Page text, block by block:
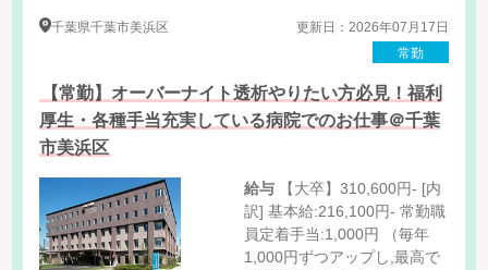
千葉県千葉市美浜区
更新日：2026年07月17日
常勤
【常勤】オーバーナイト透析やりたい方必見！福利
厚生・各種手当充実している病院でのお仕事＠千葉
市美浜区
給与
訳] 基本給:216,100円- 常勤職
員定着手当:1,000円 （毎年
1,000円ずつアップし,最高で